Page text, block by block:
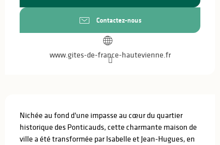
Contactez-nous
www.gites-de-france-hautevienne.fr
Nichée au fond d'une impasse au cœur du quartier
historique des Ponticauds, cette charmante maison de
ville a été transformée par Isabelle et Jean-Hugues, en